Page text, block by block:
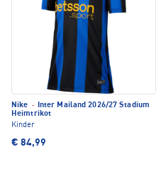
Nike · Inter Mailand 2026/27 Stadium
Heimtrikot
Kinder
€ 84,99